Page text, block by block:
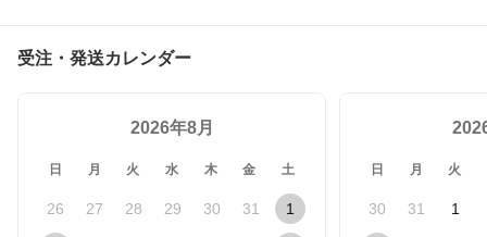
受注・発送カレンダー
2026年8月
日 月 火 水 木 金 土
26 27 28 29 30 31 1
日 月 火
30 31 1